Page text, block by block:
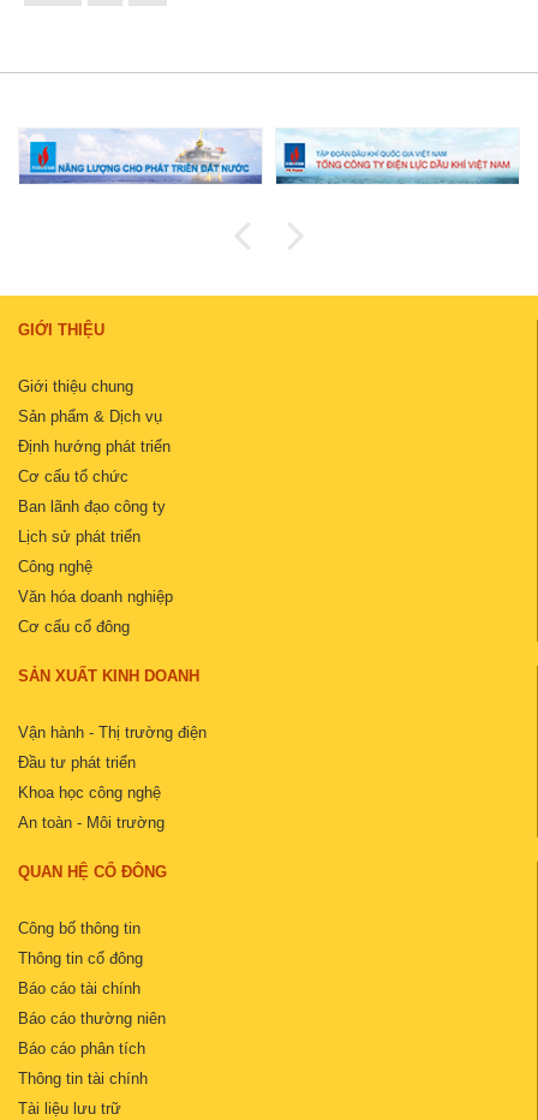
GIỚI THIỆU
Giới thiệu chung
Sản phẩm & Dịch vụ
Định hướng phát triển
Cơ cấu tổ chức
Ban lãnh đạo công ty
Lịch sử phát triển
Công nghệ
Văn hóa doanh nghiệp
Cơ cấu cổ đông
SẢN XUẤT KINH DOANH
Vận hành - Thị trường điện
Đầu tư phát triển
Khoa học công nghệ
An toàn - Môi trường
QUAN HỆ CỔ ĐÔNG
Công bố thông tin
Thông tin cổ đông
Báo cáo tài chính
Báo cáo thường niên
Báo cáo phân tích
Thông tin tài chính
Tài liệu lưu trữ